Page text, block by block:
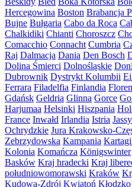
Hercegowina Boston Brabancja
Bujne Bułgaria Cabo da Roca
Chalkidiki Chianti Choroszcz
Comacchio Connacht Cumbria
Raj Dalmacja Dania Den Bosch
Dolina Śmierci Dolnośląskie
Dubrownik Dystrykt Kolumbii
Ferrara Filadelfia Finlandia
Gdańsk Geldria Glinna Gorce
Harjumaa Helsinki Hiszpania
France Inwałd Irlandia Istria Jassy
Ochrydzkie Jura Krakowsko-
Zebrzydowska Kampania
Kolonia Komańcza Königswinter
Basków Kraj hradecki Kraj
południowomorawski Kraków
Kudowa-Zdrój Kwiatoń Kłodzko